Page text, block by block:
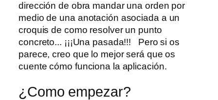
dirección de obra mandar una orden por
medio de una anotación asociada a un
croquis de como resolver un punto
concreto... ¡¡¡Una pasada!!! Pero si os
parece, creo que lo mejor será que os
cuente cómo funciona la aplicación.
¿Como empezar?